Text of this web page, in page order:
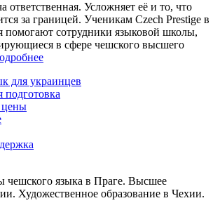
ответственная. Усложняет её и то, что
за границей. Ученикам Czech Prestige в
помогают сотрудники языковой школы,
в сфере чешского высшего
для украинцев
подготовка
цены
чешского языка в Праге. Высшее
Художественное образование в Чехии.